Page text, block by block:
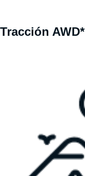
Tracción AWD*